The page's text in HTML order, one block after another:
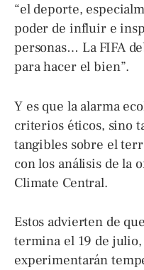
“el deporte,
poder de influir e
personas… La FIFA
para hacer el bien”.
Y es que la alarma
criterios éticos, sino
tangibles sobre el
con los análisis de la
Climate Central.
Estos advierten de
termina el 19 de julio,
experimentarán